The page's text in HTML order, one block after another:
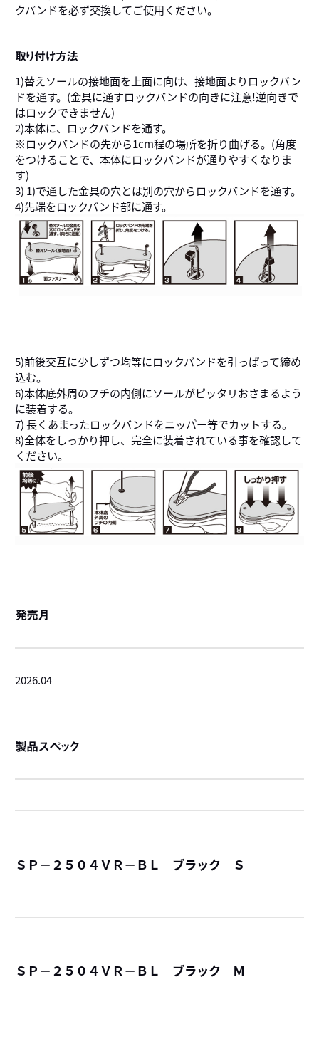
クバンドを必ず交換してご使用ください。
取り付け方法
1)替えソールの接地面を上面に向け、接地面よりロックバン
ドを通す。(金具に通すロックバンドの向きに注意!逆向きで
はロックできません)
2)本体に、ロックバンドを通す。
※ロックバンドの先から1cm程の場所を折り曲げる。(角度
をつけることで、本体にロックバンドが通りやすくなりま
す)
3) 1)で通した金具の穴とは別の穴からロックバンドを通す。
4)先端をロックバンド部に通す。
5)前後交互に少しずつ均等にロックバンドを引っぱって締め
込む。
6)本体底外周のフチの内側にソールがピッタリおさまるよう
に装着する。
7) 長くあまったロックバンドをニッパー等でカットする。
8)全体をしっかり押し、完全に装着されている事を確認して
ください。
発売月
2026.04
製品スペック
ＳＰ－２５０４ＶＲ－ＢＬ ブラック Ｓ
ＳＰ－２５０４ＶＲ－ＢＬ ブラック Ｍ